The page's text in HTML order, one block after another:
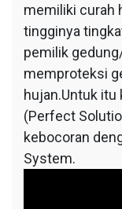
memiliki curah
tingginya
pemilik
memproteksi
hujan.Untuk
(Perfect
kebocoran
System.